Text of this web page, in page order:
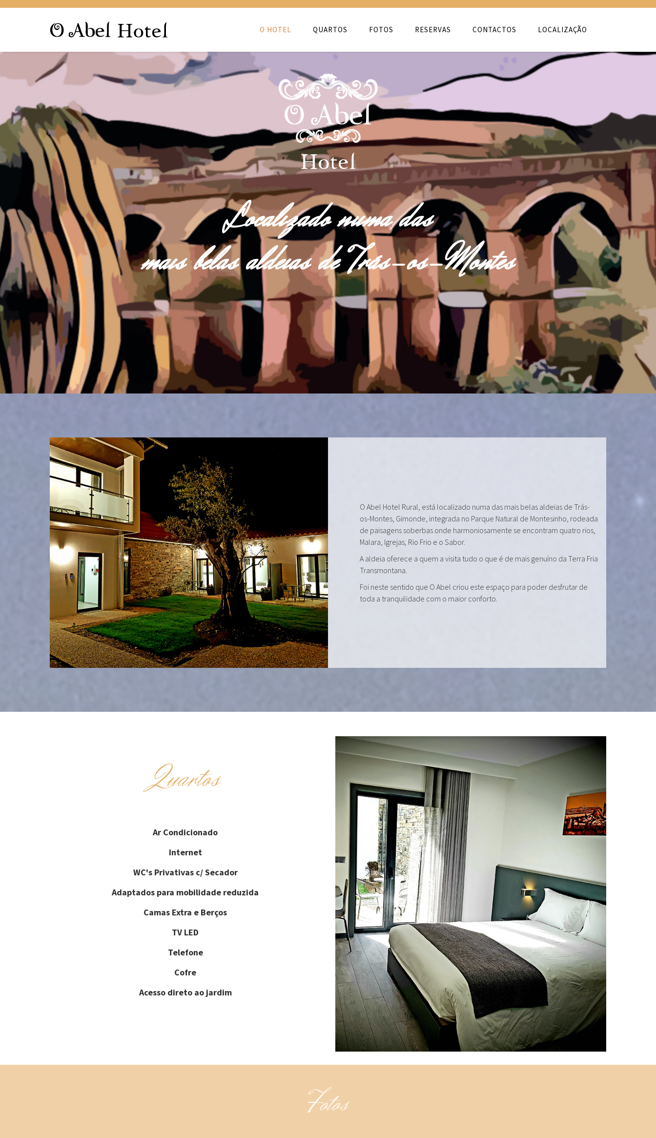
O HOTEL QUARTOS FOTOS RESERVAS CONTACTOS LOCALIZAÇÃO
Localizado numa das
mais belas aldeias de Trás-os-Montes
O Abel Hotel Rural, está localizado numa das mais belas aldeias de Trás-
os-Montes, Gimonde, integrada no Parque Natural de Montesinho, rodeada
de paisagens soberbas onde harmoniosamente se encontram quatro rios,
Malara, Igrejas, Rio Frio e o Sabor.
A aldeia oferece a quem a visita tudo o que é de mais genuíno da Terra Fria
Transmontana.
Foi neste sentido que O Abel criou este espaço para poder desfrutar de
toda a tranquilidade com o maior conforto.
Quartos
Ar Condicionado
Internet
WC's Privativas c/ Secador
Adaptados para mobilidade reduzida
Camas Extra e Berços
TV LED
Telefone
Cofre
Acesso direto ao jardim
Fotos